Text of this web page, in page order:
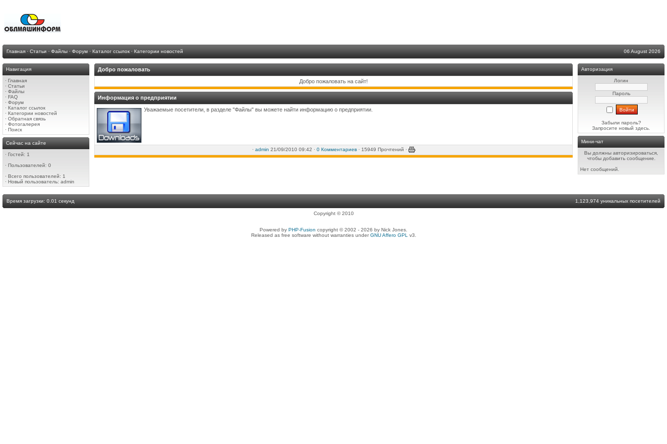
Главная · Статьи · Файлы · Форум · Каталог ссылок · Категории новостей 06 August 2026
Навигация
· Главная
· Статьи
· Файлы
· FAQ
· Форум
· Каталог ссылок
· Категории новостей
· Обратная связь
· Фотогалерея
· Поиск
Сейчас на сайте
· Гостей: 1
· Пользователей: 0
· Всего пользователей: 1
· Новый пользователь: admin
Добро пожаловать
Добро пожаловать на сайт!
Информация о предприятии
Уважаемые посетители, в разделе "Файлы" вы можете найти информацию о предприятии.
· admin 21/09/2010 09:42 · 0 Комментариев· 15949 Прочтений ·
Авторизация
Логин
Пароль
Забыли пароль?
Запросите новый здесь.
Мини-чат
Вы должны авторизироваться,
чтобы добавить сообщение.
Нет сообщений.
Время загрузки: 0.01 секунд 1,123,974 уникальных посетителей
Copyright © 2010
Powered by PHP-Fusion copyright © 2002 - 2026 by Nick Jones.
Released as free software without warranties underGNU Affero GPL v3.